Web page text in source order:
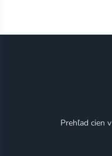
Prehľad cien